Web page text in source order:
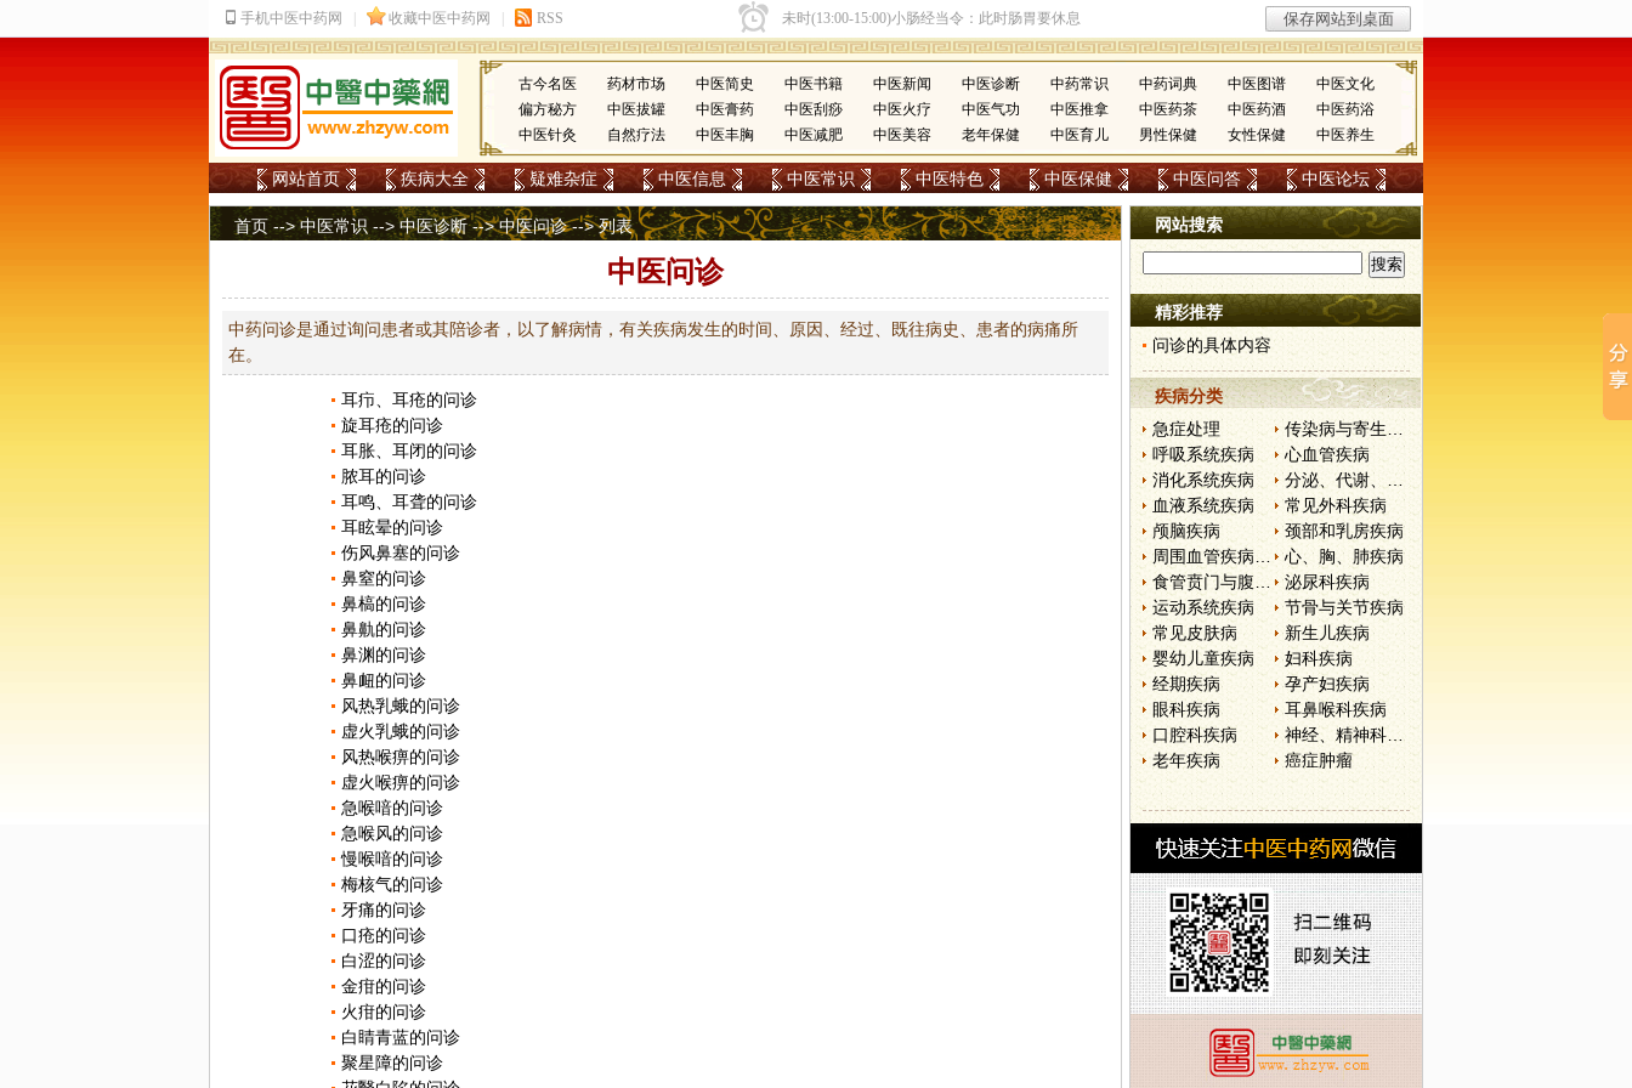
古今名医 药材市场 中医简史 中医书籍 中医新闻 中医诊断 中药常识 中药词典 中医图谱
中医文化
偏方秘方
中医拔罐 中医膏药 中医刮痧 中医火疗 中医气功 中医推拿 中医药茶 中医药酒
中医药浴
中医针灸
自然疗法 中医丰胸 中医减肥 中医美容 老年保健 中医育儿 男性保健 女性保健 中医养生
网站首页 疾病大全 疑难杂症 中医信息 中医常识 中医特色 中医保健 中医问答 中医论坛
首页 -->中医常识 -->中医诊断-->中医问诊-->列表
中医问诊
中药问诊是通过询问患者或其陪诊者，以了解病情，有关疾病发生的时间、原因、经过、既往病史、患者的病痛所
在。
耳疖、耳疮的问诊
旋耳疮的问诊
耳胀、耳闭的问诊
脓耳的问诊
耳鸣、耳聋的问诊
耳眩晕的问诊
伤风鼻塞的问诊
鼻窒的问诊
鼻槁的问诊
鼻鼽的问诊
鼻渊的问诊
鼻衄的问诊
风热乳蛾的问诊
虚火乳蛾的问诊
风热喉痹的问诊
虚火喉痹的问诊
急喉喑的问诊
急喉风的问诊
慢喉喑的问诊
梅核气的问诊
牙痛的问诊
口疮的问诊
白涩的问诊
金疳的问诊
火疳的问诊
白睛青蓝的问诊
聚星障的问诊
网站搜索
精彩推荐
问诊的具体内容
疾病分类
急症处理
传染病与寄生虫病
呼吸系统疾病
心血管疾病
消化系统疾病
分泌、代谢、营养和肾脏疾病
血液系统疾病
常见外科疾病
颅脑疾病
颈部和乳房疾病
周围血管疾病和淋巴管疾病
心、胸、肺疾病
食管贲门与腹部疾病
泌尿科疾病
运动系统疾病
节骨与关节疾病
常见皮肤病
新生儿疾病
婴幼儿童疾病
妇科疾病
经期疾病
孕产妇疾病
眼科疾病
耳鼻喉科疾病
口腔科疾病
神经、精神科疾病
老年疾病
癌症肿瘤